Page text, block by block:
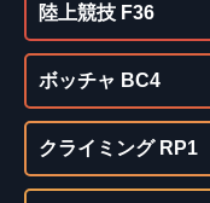
陸上競技 F36
ボッチャ BC4
クライミング RP1